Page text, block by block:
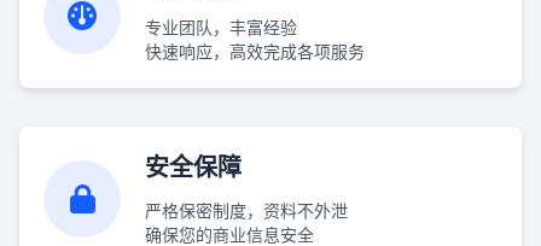
专业团队，丰富经验
快速响应，高效完成各项服务
安全保障
严格保密制度，资料不外泄
确保您的商业信息安全